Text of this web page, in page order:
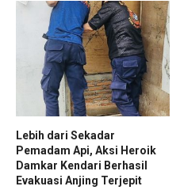
Lebih dari Sekadar
Pemadam Api, Aksi Heroik
Damkar Kendari Berhasil
Evakuasi Anjing Terjepit